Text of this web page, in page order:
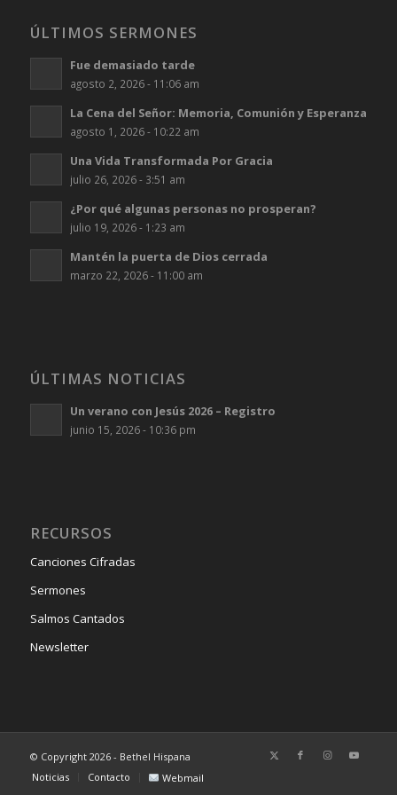
ÚLTIMOS SERMONES
Fue demasiado tarde
agosto 2, 2026 - 11:06 am
La Cena del Señor: Memoria, Comunión y Esperanza
agosto 1, 2026 - 10:22 am
Una Vida Transformada Por Gracia
julio 26, 2026 - 3:51 am
¿Por qué algunas personas no prosperan?
julio 19, 2026 - 1:23 am
Mantén la puerta de Dios cerrada
marzo 22, 2026 - 11:00 am
ÚLTIMAS NOTICIAS
Un verano con Jesús 2026 – Registro
junio 15, 2026 - 10:36 pm
RECURSOS
Canciones Cifradas
Sermones
Salmos Cantados
Newsletter
© Copyright 2026 - Bethel Hispana
Noticias
Contacto Webmail